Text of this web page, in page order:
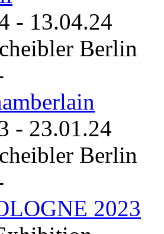
- 13.04.24
Berlin
- 23.01.24
Berlin
2023